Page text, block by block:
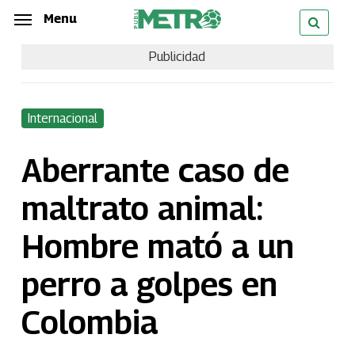
Skip
content
Menu
Publicidad
Internacional
Aberrante caso de
maltrato animal:
Hombre mató a un
perro a golpes en
Colombia
Menu